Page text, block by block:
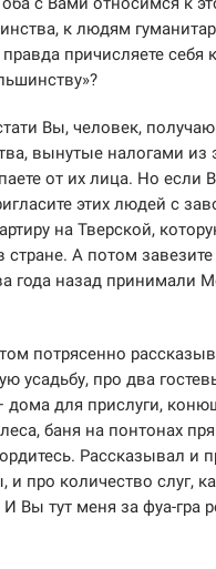
к людям
причисляете себя к
Вы, человек,
вынутые налогами из
от их лица. Но если
этих людей с
на Тверской,
А потом
года назад принимали
потрясенно
усадьбу, про два
дома для прислуги,
баня на понтонах
Рассказывал и
про количество слуг,
И Вы тут меня за фуа-гра